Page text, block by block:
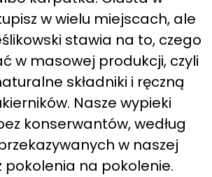
w wielu miejscach, ale
stawia na to, czego
w masowej produkcji, czyli
składniki i ręczną
Nasze wypieki
konserwantów, według
w naszej
pokolenia na pokolenie.